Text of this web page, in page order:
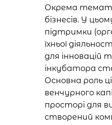
Окрема
бізнесів. У
підтримки
їхньої
для інновацій
інкубатора
Основна роль
венчурного
просторі для
створений